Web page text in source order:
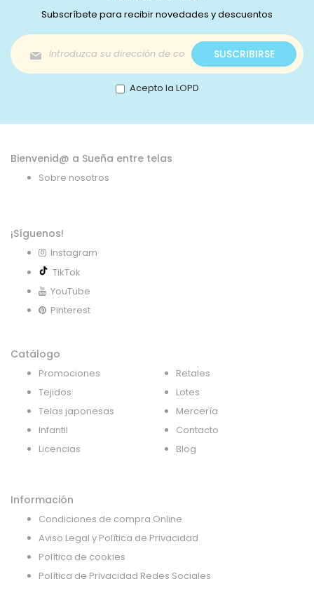
Subscríbete para recibir novedades y descuentos
Inscríbase
a
nuestro
boletín
de
SUSCRIBIRSE
Acepto la LOPD
Bienvenid@ a Sueña entre telas
Sobre nosotros
¡Síguenos!
Instagram
TikTok
YouTube
Pinterest
Catálogo
Promociones
Tejidos
Telas japonesas
Infantil
Licencias
Retales
Lotes
Mercería
Contacto
Blog
Información
Condiciones de compra Online
Aviso Legal y Política de Privacidad
Política de cookies
Política de Privacidad Redes Sociales